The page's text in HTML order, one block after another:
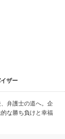
ザー
弁護士の道へ。企
な勝ち負けと幸福